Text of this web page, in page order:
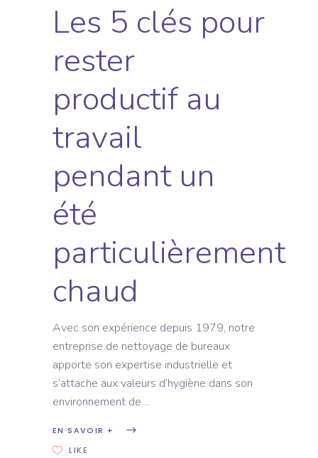
Les 5 clés pour
rester
productif au
travail
pendant un
été
particulièrement
chaud
Avec son expérience depuis 1979, notre
entreprise de nettoyage de bureaux
apporte son expertise industrielle et
s’attache aux valeurs d’hygiène dans son
environnement de
EN SAVOIR +
LIKE